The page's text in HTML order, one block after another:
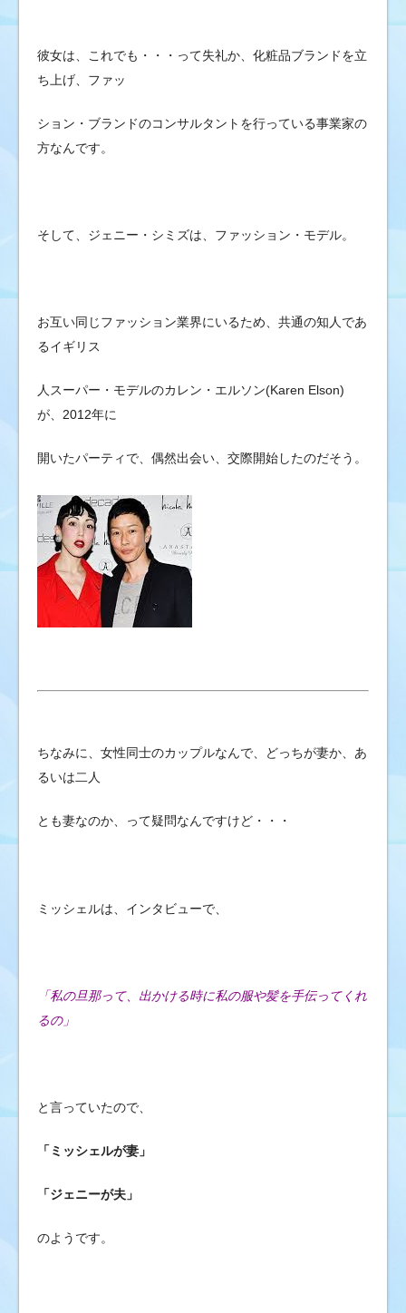
彼女は、これでも・・・って失礼か、化粧品ブランドを立
ち上げ、ファッ
ション・ブランドのコンサルタントを行っている事業家の
方なんです。
そして、ジェニー・シミズは、ファッション・モデル。
お互い同じファッション業界にいるため、共通の知人であ
るイギリス
人スーパー・モデルのカレン・エルソン(Karen Elson)
が、2012年に
開いたパーティで、偶然出会い、交際開始したのだそう。
ちなみに、女性同士のカップルなんで、どっちが妻か、あ
るいは二人
とも妻なのか、って疑問なんですけど・・・
ミッシェルは、インタビューで、
「私の旦那って、出かける時に私の服や髪を手伝ってくれ
るの」
と言っていたので、
「ミッシェルが妻」
「ジェニーが夫」
のようです。